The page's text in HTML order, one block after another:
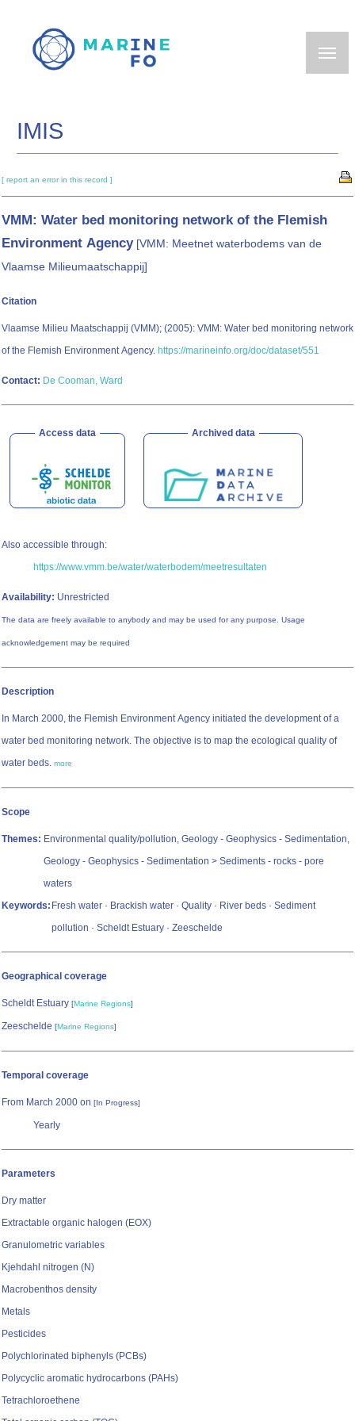
main
IMIS
[ report an error in this record ]
VMM: Water bed monitoring network of the Flemish
Environment Agency[VMM: Meetnet waterbodems van de
Vlaamse Milieumaatschappij]
Citation
Vlaamse Milieu Maatschappij (VMM); (2005): VMM: Water bed monitoring network
of the Flemish Environment Agency. https://marineinfo.org/doc/dataset/551
Contact: De Cooman, Ward
Access data Archived data
Also accessible through:
https://www.vmm.be/water/waterbodem/meetresultaten
Availability: Unrestricted
The data are freely available to anybody and may be used for any purpose. Usage
acknowledgement may be required
Description
In March 2000, the Flemish Environment Agency initiated the development of a
water bed monitoring network. The objective is to map the ecological quality of
water beds. more
Scope
Themes: Environmental quality/pollution, Geology - Geophysics - Sedimentation,
Geology - Geophysics - Sedimentation > Sediments - rocks - pore
waters
Keywords: Fresh water · Brackish water · Quality · River beds · Sediment
pollution · Scheldt Estuary · Zeeschelde
Geographical coverage
Scheldt Estuary [Marine Regions]
Zeeschelde [Marine Regions]
Temporal coverage
From March 2000 on [In Progress]
Yearly
Parameters
Dry matter
Extractable organic halogen (EOX)
Granulometric variables
Kjehdahl nitrogen (N)
Macrobenthos density
Metals
Pesticides
Polychlorinated biphenyls (PCBs)
Polycyclic aromatic hydrocarbons (PAHs)
Tetrachloroethene